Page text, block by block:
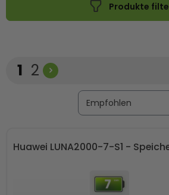
Produkte
Seite
1 Seite
2
Huawei LUNA2000-7-S1 -